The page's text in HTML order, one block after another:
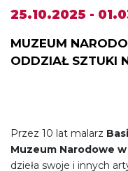
25.10.2025 -
MUZEUM
ODDZIAŁ SZTUKI
Przez 10 lat malarz
Muzeum Narodowe
dzieła swoje i innych